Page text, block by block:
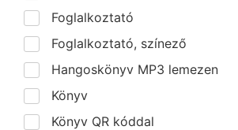
Foglalkoztató
Foglalkoztató, színező
Hangoskönyv MP3 lemezen
Könyv
Könyv QR kóddal